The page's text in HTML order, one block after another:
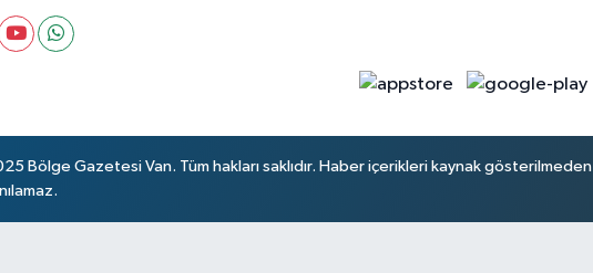
Bölge Gazetesi Van. Tüm hakları saklıdır. Haber içerikleri kaynak gösterilmeden